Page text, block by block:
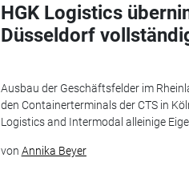
HGK Logistics
Düsseldorf
Ausbau der Geschäftsfelder im
den Containerterminals der CTS in
Logistics and Intermodal alleinige
von Annika Beyer